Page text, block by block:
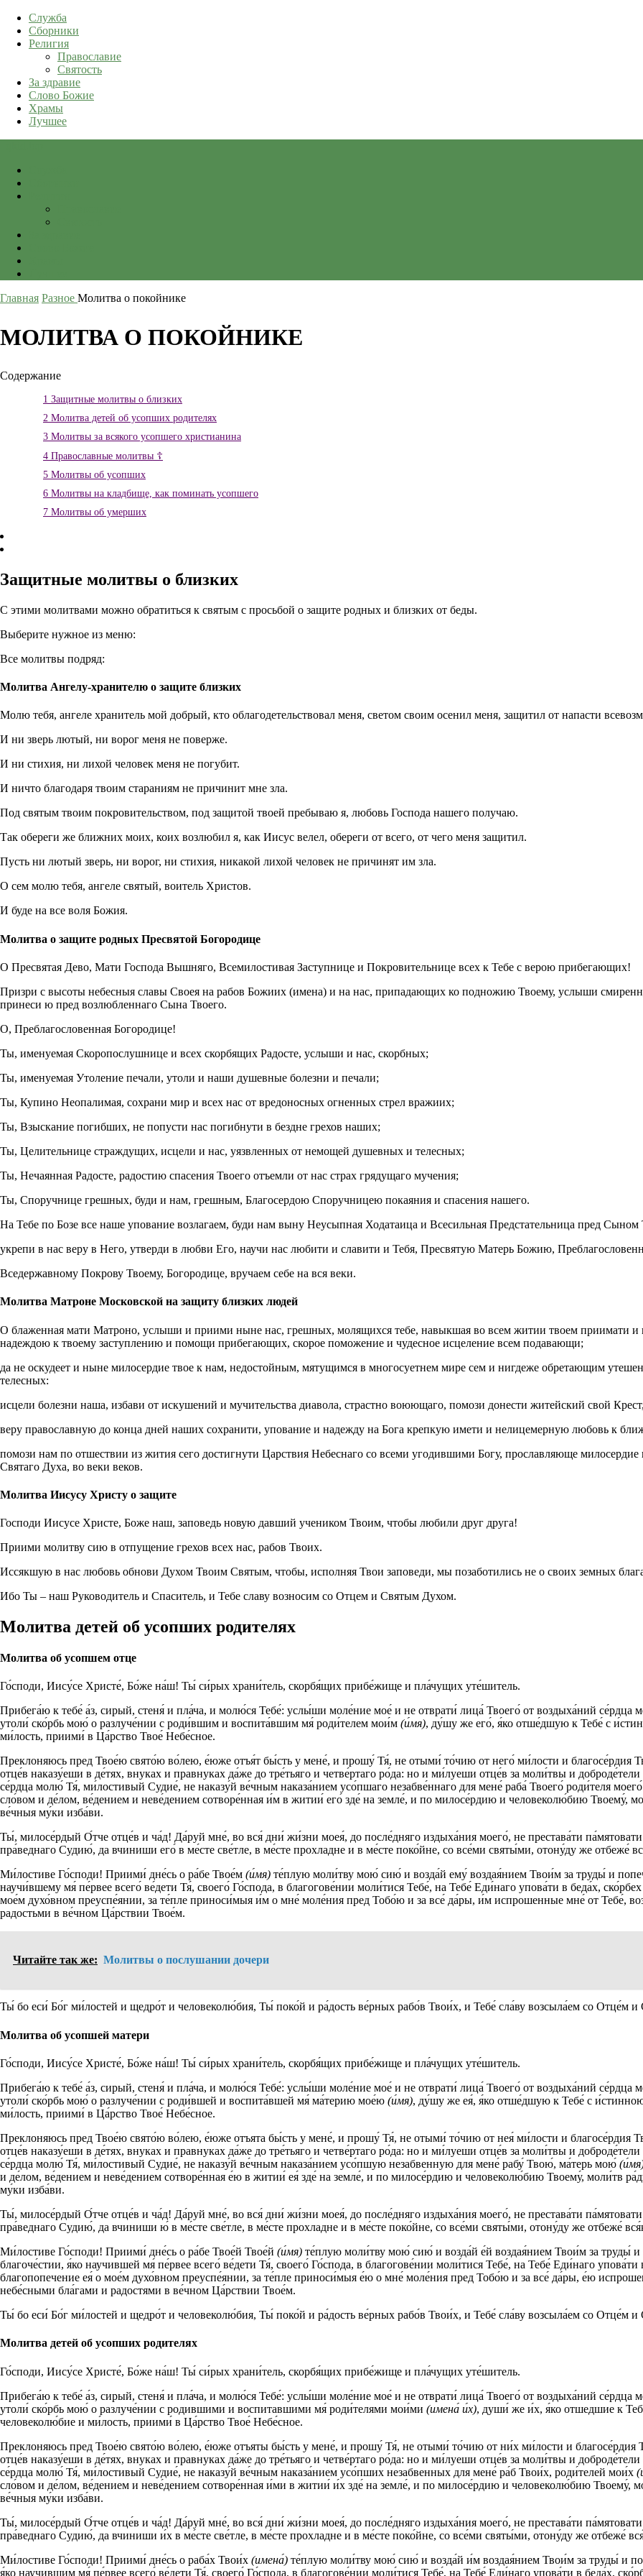
Служба
Сборники
Религия
Православие
Святость
За здравие
Слово Божие
Храмы
Лучшее
Главная Разное Молитва о покойнике
МОЛИТВА О ПОКОЙНИКЕ
Содержание
1 Защитные молитвы о близких
2 Молитва детей об усопших родителях
3 Молитвы за всякого усопшего христианина
4 Православные молитвы ☦
5 Молитвы об усопших
6 Молитвы на кладбище, как поминать усопшего
7 Молитвы об умерших
Защитные молитвы о близких
С этими молитвами можно обратиться к святым с просьбой о защите родных и близких от беды.
Выберите нужное из меню:
Все молитвы подряд:
Молитва Ангелу-хранителю о защите близких
Молю тебя, ангеле хранитель мой добрый, кто облагодетельствовал меня, светом своим осенил меня, защитил от напасти
И ни зверь лютый, ни ворог меня не поверже.
И ни стихия, ни лихой человек меня не погубит.
И ничто благодаря твоим стараниям не причинит мне зла.
Под святым твоим покровительством, под защитой твоей пребываю я, любовь Господа нашего получаю.
Так обереги же ближних моих, коих возлюбил я, как Иисус велел, обереги от всего, от чего меня защитил.
Пусть ни лютый зверь, ни ворог, ни стихия, никакой лихой человек не причинят им зла.
О сем молю тебя, ангеле святый, воитель Христов.
И буде на все воля Божия.
Молитва о защите родных Пресвятой Богородице
О Пресвятая Дево, Мати Господа Вышняго, Всемилостивая Заступнице и Покровительнице всех к Тебе с верою прибегающих!
Призри с высоты небесныя славы Своея на рабов Божиих (имена) и на нас, припадающих ко подножию Твоему, услыши
принеси ю пред возлюбленнаго Сына Твоего.
О, Преблагословенная Богородице!
Ты, именуемая Скоропослушнице и всех скорбящих Радосте, услыши и нас, скорбных;
Ты, именуемая Утоление печали, утоли и наши душевные болезни и печали;
Ты, Купино Неопалимая, сохрани мир и всех нас от вредоносных огненных стрел вражиих;
Ты, Взыскание погибших, не попусти нас погибнути в бездне грехов наших;
Ты, Целительнице страждущих, исцели и нас, уязвленных от немощей душевных и телесных;
Ты, Нечаянная Радосте, радостию спасения Твоего отъемли от нас страх грядущаго мучения;
Ты, Споручнице грешных, буди и нам, грешным, Благосердою Споручницею покаяния и спасения нашего.
На Тебе по Бозе все наше упование возлагаем, буди нам выну Неусыпная Ходатаица и Всесильная Предстательница пред
укрепи в нас веру в Него, утверди в любви Его, научи нас любити и славити и Тебя, Пресвятую Матерь Божию,
Вседержавному Покрову Твоему, Богородице, вручаем себе на вся веки.
Молитва Матроне Московской на защиту близких людей
О блаженная мати Матроно, услыши и приими ныне нас, грешных, молящихся тебе, навыкшая во всем житии твоем приимати
надеждою к твоему заступлению и помощи прибегающих, скорое поможение и чудесное исцеление всем подавающи;
да не оскудеет и ныне милосердие твое к нам, недостойным, мятущимся в многосуетнем мире сем и нигдеже обретающим
телесных:
исцели болезни наша, избави от искушений и мучительства диавола, страстно воюющаго, помози донести житейский свой
веру православную до конца дней наших сохранити, упование и надежду на Бога крепкую имети и нелицемерную любовь к
помози нам по отшествии из жития сего достигнути Царствия Небеснаго со всеми угодившими Богу, прославляюще
Святаго Духа, во веки веков.
Молитва Иисусу Христу о защите
Господи Иисусе Христе, Боже наш, заповедь новую давший учеником Твоим, чтобы любили друг друга!
Приими молитву сию в отпущение грехов всех нас, рабов Твоих.
Иссякшую в нас любовь обнови Духом Твоим Святым, чтобы, исполняя Твои заповеди, мы позаботились не о своих земных
Ибо Ты – наш Руководитель и Спаситель, и Тебе славу возносим со Отцем и Святым Духом.
Молитва детей об усопших родителях
Молитва об усопшем отце
Го́споди, Иису́се Христе́, Бо́же на́ш! Ты́ си́рых храни́тель, скорбя́щих прибе́жище и пла́чущих уте́шитель.
Прибега́ю к тебе́ а́з, сирый, стеня́ и пла́ча, и молю́ся Тебе́: услы́ши моле́ние мое́ и не отврати́ лица́ Твоего́ от воздыха́ний
утоли́ ско́рбь мою́ о разлуче́нии с роди́вшим и воспита́вшим мя́ роди́телем мои́м (и́мя), ду́шу же его́, я́ко отше́дшую к Тебе́ с
ми́лость, приими́ в Ца́рство Твое́ Небе́сное.
Преклоняюсь пред Твое́ю свято́ю во́лею, е́юже отъя́т бы́сть у мене́, и прошу́ Тя́, не отыми́ то́чию от него́ ми́лости и благосе́рдия
отце́в наказу́еши в де́тях, внуках и правнуках да́же до тре́тьяго и четве́ртаго ро́да: но и ми́луеши отце́в за моли́твы и
се́рдца молю́ Тя́, ми́лостивый Судие́, не наказу́й ве́чным наказа́нием усо́пшаго незабве́ннаго для мене́ раба́ Твоего́ роди́теля моего́
сло́вом и де́лом, ве́дением и неве́дением сотворе́нная и́м в житии́ его́ зде́ на земле́, и по милосе́рдию и человеколю́бию Твоему́,
ве́чныя му́ки изба́ви.
Ты́, милосе́рдый О́тче отце́в и ча́д! Да́руй мне́, во вся́ дни́ жи́зни моея́, до после́дняго издыха́ния моего́, не престава́ти
пра́веднаго Судию́, да вчиниши его́ в ме́сте све́тле, в ме́сте прохладне и в ме́сте поко́йне, со все́ми святы́ми, отону́ду же отбеже́
Ми́лостиве Го́споди! Приими́ дне́сь о ра́бе Твое́м (и́мя) те́плую моли́тву мою́ сию́ и возда́й ему́ воздая́нием Твои́м за труды́ и
научи́вшему мя́ пе́рвее всего́ ве́дети Тя́, своего́ Го́спода, в благогове́нии моли́тися Тебе́, на Тебе́ Еди́наго упова́ти в беда́х,
мое́м духо́вном преуспе́янии, за те́пле приноси́мыя и́м о мне́ моле́ния пред Тобо́ю и за все́ да́ры, и́м испрошенные мне́ от Тебе́,
радостьми в ве́чном Ца́рствии Твое́м.
Читайте так же: Молитвы о послушании дочери
Ты́ бо еси́ Бо́г ми́лостей и щедро́т и человеколю́бия, Ты́ поко́й и ра́дость ве́рных рабо́в Твои́х, и Тебе́ сла́ву возсыла́ем со
Молитва об усопшей матери
Го́споди, Иису́се Христе́, Бо́же на́ш! Ты́ си́рых храни́тель, скорбя́щих прибе́жище и пла́чущих уте́шитель.
Прибега́ю к тебе́ а́з, сирый, стеня́ и пла́ча, и молю́ся Тебе́: услы́ши моле́ние мое́ и не отврати́ лица́ Твоего́ от воздыха́ний
утоли́ ско́рбь мою́ о разлуче́нии с роди́вшей и воспита́вшей мя́ ма́терию мое́ю (и́мя), ду́шу же ея́, я́ко отше́дшую к Тебе́ с
ми́лость, приими́ в Ца́рство Твое́ Небе́сное.
Преклоняюсь пред Твое́ю свято́ю во́лею, е́юже отъята бы́сть у мене́, и прошу́ Тя́, не отыми́ то́чию от нея́ ми́лости и благосе́рдия
отце́в наказу́еши в де́тях, внуках и правнуках да́же до тре́тьяго и четве́ртаго ро́да: но и ми́луеши отце́в за моли́твы и
се́рдца молю́ Тя́, ми́лостивый Судие́, не наказу́й ве́чным наказа́нием усо́пшую незабвенную для мене́ рабу́ Твою́, ма́терь мою́
и де́лом, ве́дением и неве́дением сотворе́нная е́ю в житии́ ея́ зде́ на земле́, и по милосе́рдию и человеколю́бию Твоему́, моли́тв
му́ки изба́ви.
Ты́, милосе́рдый О́тче отце́в и ча́д! Да́руй мне́, во вся́ дни́ жи́зни моея́, до после́дняго издыха́ния моего́, не престава́ти
пра́веднаго Судию́, да вчиниши ю́ в ме́сте све́тле, в ме́сте прохладне и в ме́сте поко́йне, со все́ми святы́ми, отону́ду же отбеже́
Ми́лостиве Го́споди! Приими́ дне́сь о ра́бе Твое́й Твое́й (и́мя) те́плую моли́тву мою́ сию́ и возда́й е́й воздая́нием Твои́м за труды́
благоче́стии, я́ко научившей мя́ пе́рвее всего́ ве́дети Тя́, своего́ Го́спода, в благогове́нии моли́тися Тебе́, на Тебе́ Еди́наго
благопопечение ея́ о мое́м духо́вном преуспе́янии, за те́пле приноси́мыя е́ю о мне́ моле́ния пред Тобо́ю и за все́ да́ры, е́ю
небе́сными бла́гами и радостями в ве́чном Ца́рствии Твое́м.
Ты́ бо еси́ Бо́г ми́лостей и щедро́т и человеколю́бия, Ты́ поко́й и ра́дость ве́рных рабо́в Твои́х, и Тебе́ сла́ву возсыла́ем со
Молитва детей об усопших родителях
Го́споди, Иису́се Христе́, Бо́же на́ш! Ты́ си́рых храни́тель, скорбя́щих прибе́жище и пла́чущих уте́шитель.
Прибега́ю к тебе́ а́з, сирый, стеня́ и пла́ча, и молю́ся Тебе́: услы́ши моле́ние мое́ и не отврати́ лица́ Твоего́ от воздыха́ний
утоли́ ско́рбь мою́ о разлуче́нии с родившими и воспитавшими мя́ роди́телями мои́ми (имена́ и́х), души́ же и́х, я́ко отшедшие к
человеколю́бие и ми́лость, приими́ в Ца́рство Твое́ Небе́сное.
Преклоняюсь пред Твое́ю свято́ю во́лею, е́юже отъяты бы́сть у мене́, и прошу́ Тя́, не отыми́ то́чию от ни́х ми́лости и благосе́рдия
отце́в наказу́еши в де́тях, внуках и правнуках да́же до тре́тьяго и четве́ртаго ро́да: но и ми́луеши отце́в за моли́твы и
се́рдца молю́ Тя́, ми́лостивый Судие́, не наказу́й ве́чным наказа́нием усо́пших незабвенных для мене́ ра́б Твои́х, роди́телей мои́х
сло́вом и де́лом, ве́дением и неве́дением сотворе́нная и́ми в житии́ и́х зде́ на земле́, и по милосе́рдию и человеколю́бию Твоему́,
ве́чныя му́ки изба́ви.
Ты́, милосе́рдый О́тче отце́в и ча́д! Да́руй мне́, во вся́ дни́ жи́зни моея́, до после́дняго издыха́ния моего́, не престава́ти
пра́веднаго Судию́, да вчиниши и́х в ме́сте све́тле, в ме́сте прохладне и в ме́сте поко́йне, со все́ми святы́ми, отону́ду же отбеже́
Ми́лостиве Го́споди! Приими́ дне́сь о раба́х Твои́х (имена́) те́плую моли́тву мою́ сию́ и возда́й и́м воздая́нием Твои́м за труды́ и
я́ко научившим мя́ пе́рвее всего́ ве́дети Тя́, своего́ Го́спода, в благогове́нии моли́тися Тебе́, на Тебе́ Еди́наго упова́ти в беда́х,